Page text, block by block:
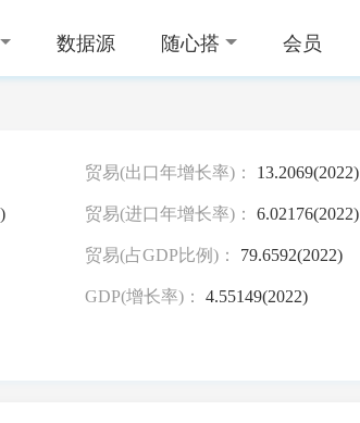
数据源 随心搭 会员
贸易(出口年增长率)： 13.2069(2022)
贸易(进口年增长率)： 6.02176(2022)
贸易(占GDP比例)： 79.6592(2022)
GDP(增长率)： 4.55149(2022)